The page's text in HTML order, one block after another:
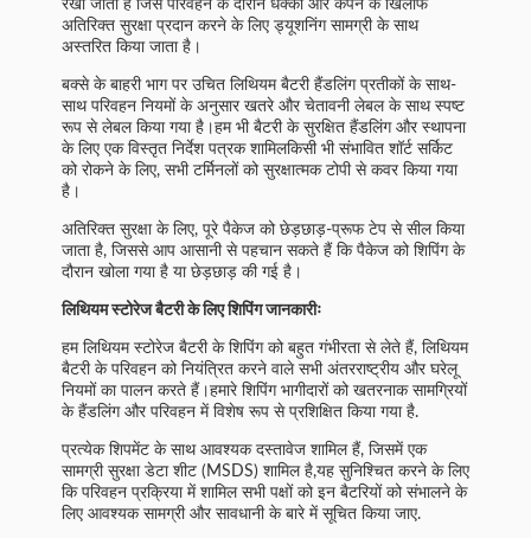
रखा जाता है जिसे परिवहन के दौरान धक्का और कंपन के खिलाफ
अतिरिक्त सुरक्षा प्रदान करने के लिए ड्यूशनिंग सामग्री के साथ
अस्तरित किया जाता है।
बक्से के बाहरी भाग पर उचित लिथियम बैटरी हैंडलिंग प्रतीकों के साथ-
साथ परिवहन नियमों के अनुसार खतरे और चेतावनी लेबल के साथ स्पष्ट
रूप से लेबल किया गया है।हम भी बैटरी के सुरक्षित हैंडलिंग और स्थापना
के लिए एक विस्तृत निर्देश पत्रक शामिलकिसी भी संभावित शॉर्ट सर्किट
को रोकने के लिए, सभी टर्मिनलों को सुरक्षात्मक टोपी से कवर किया गया
है।
अतिरिक्त सुरक्षा के लिए, पूरे पैकेज को छेड़छाड़-प्रूफ टेप से सील किया
जाता है, जिससे आप आसानी से पहचान सकते हैं कि पैकेज को शिपिंग के
दौरान खोला गया है या छेड़छाड़ की गई है।
लिथियम स्टोरेज बैटरी के लिए शिपिंग जानकारीः
हम लिथियम स्टोरेज बैटरी के शिपिंग को बहुत गंभीरता से लेते हैं, लिथियम
बैटरी के परिवहन को नियंत्रित करने वाले सभी अंतरराष्ट्रीय और घरेलू
नियमों का पालन करते हैं।हमारे शिपिंग भागीदारों को खतरनाक सामग्रियों
के हैंडलिंग और परिवहन में विशेष रूप से प्रशिक्षित किया गया है.
प्रत्येक शिपमेंट के साथ आवश्यक दस्तावेज शामिल हैं, जिसमें एक
सामग्री सुरक्षा डेटा शीट (MSDS) शामिल है,यह सुनिश्चित करने के लिए
कि परिवहन प्रक्रिया में शामिल सभी पक्षों को इन बैटरियों को संभालने के
लिए आवश्यक सामग्री और सावधानी के बारे में सूचित किया जाए.